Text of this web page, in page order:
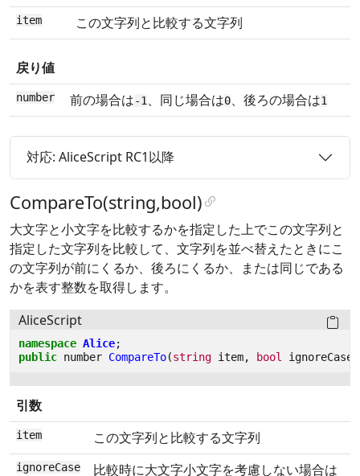
item この文字列と比較する文字列
戻り値
number 前の場合は-1 、同じ場合は0、後ろの場合は1
対応: AliceScript RC1以降
CompareTo(string,bool)
大文字と小文字を比較するかを指定した上でこの文字列と
指定した文字列を比較して、文字列を並べ替えたときにこ
の文字列が前にくるか、後ろにくるか、または同じである
かを表す整数を取得します。
AliceScript
namespace Alice;
public number CompareTo(string item, bool ignoreCase
引数
item この文字列と比較する文字列
ignoreCase 比較時に大文字小文字を考慮しない場合は